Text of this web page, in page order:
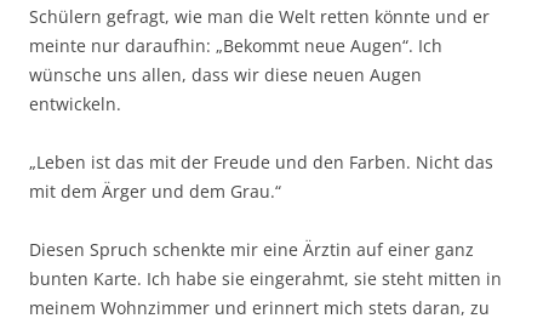
Schülern gefragt, wie man die Welt retten könnte und er
meinte nur daraufhin: „Bekommt neue Augen“. Ich
wünsche uns allen, dass wir diese neuen Augen
entwickeln.
„Leben ist das mit der Freude und den Farben. Nicht das
mit dem Ärger und dem Grau.“
Diesen Spruch schenkte mir eine Ärztin auf einer ganz
bunten Karte. Ich habe sie eingerahmt, sie steht mitten in
meinem Wohnzimmer und erinnert mich stets daran, zu